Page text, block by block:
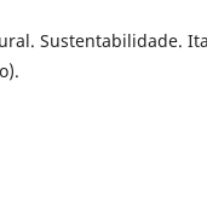
Sustentabilidade.